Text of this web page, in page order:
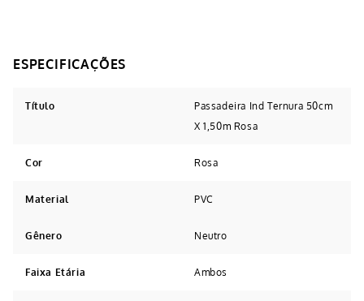
Título
Passadeira Ind Ternura 50cm
X 1,50m Rosa
Cor Rosa
Material PVC
Gênero Neutro
Faixa Etária Ambos